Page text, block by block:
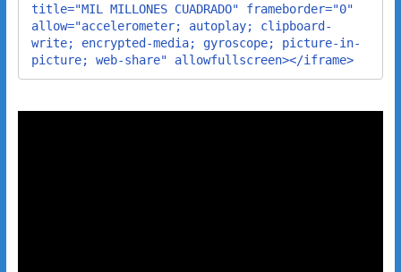
title="MIL MILLONES CUADRADO" frameborder="0"
allow="accelerometer; autoplay; clipboard-
write; encrypted-media; gyroscope; picture-in-
picture; web-share" allowfullscreen></iframe>